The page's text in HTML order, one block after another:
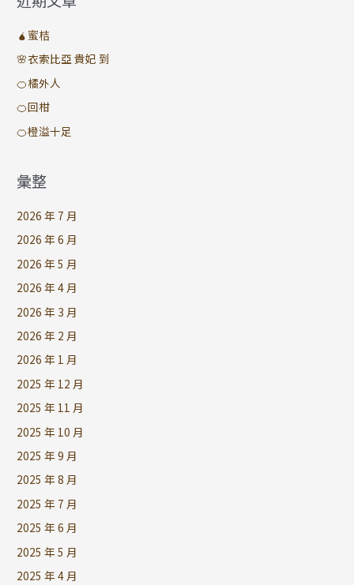
🧉蜜桔
🌸衣索比亞 貴妃 到
🍊橘外人
🍊回柑
🍊橙溢十足
彙整
2026 年 7 月
2026 年 6 月
2026 年 5 月
2026 年 4 月
2026 年 3 月
2026 年 2 月
2026 年 1 月
2025 年 12 月
2025 年 11 月
2025 年 10 月
2025 年 9 月
2025 年 8 月
2025 年 7 月
2025 年 6 月
2025 年 5 月
2025 年 4 月